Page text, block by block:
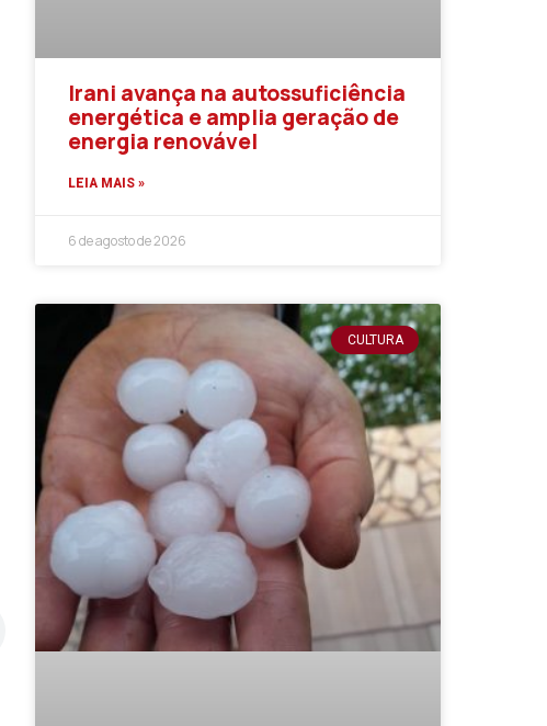
Irani avança na autossuficiência
energética e amplia geração de
energia renovável
LEIA MAIS »
6 de agosto de 2026
CULTURA